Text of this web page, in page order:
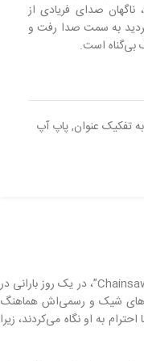
صدای فریادی از
به سمت صدا رفت و
بی‌گناه است.
به تفکیک عنوان,پاپ آپ
ماکیما، یکی از شخصیت‌های اصلی انیمه “Chainsaw Man”، در یک روز بارانی در
شیک و رسمی‌اش هماهنگ
به او نگاه می‌کردند، زیرا